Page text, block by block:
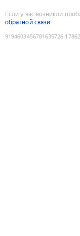
Если у вас возникли
обратной связи
9194603456781635726: